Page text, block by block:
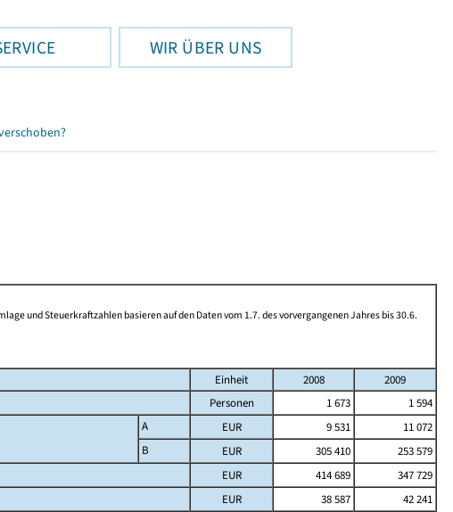
WIR ÜBER UNS
und Steuerkraftzahlen basieren auf den Daten vom 1.7. des vorvergangenen Jahres bis 30.6.
Einheit 2008
2009
Personen 1 673
1 594
A EUR 9 531
11 072
B
EUR 305 410
253 579
EUR 414 689
347 729
EUR 38 587
42 241